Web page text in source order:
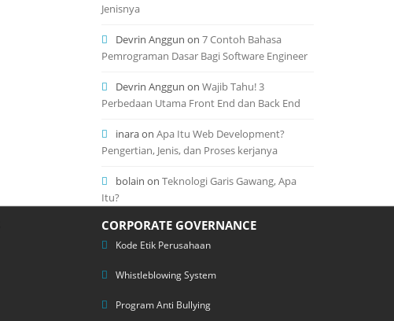
Jenisnya
Devrin Anggun on 7 Contoh Bahasa
Pemrograman Dasar Bagi Software Engineer
Devrin Anggun on Wajib Tahu! 3
Perbedaan Utama Front End dan Back End
inaraon Apa Itu Web Development?
Pengertian, Jenis, dan Proses kerjanya
bolain on Teknologi Garis Gawang, Apa
Itu?
CORPORATE GOVERNANCE
Kode Etik Perusahaan
Whistleblowing System
Program Anti Bullying